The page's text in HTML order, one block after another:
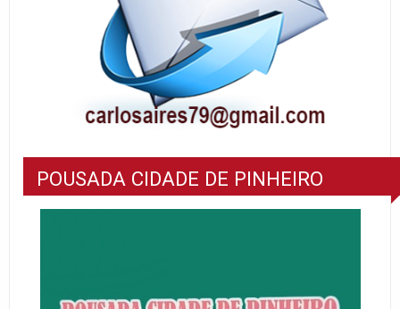
POUSADA CIDADE DE PINHEIRO